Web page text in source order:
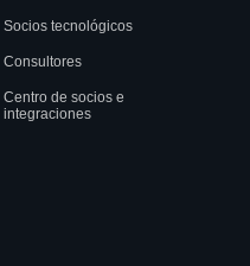
Socios tecnológicos
Consultores
Centro de socios e
integraciones